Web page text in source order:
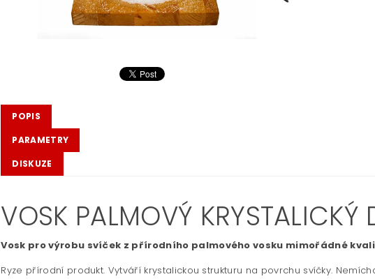
POPIS
PARAMETRY
DISKUZE
VOSK PALMOVÝ
Vosk pro výrobu svíček z přírodního palmového vosku mimořádné
Ryze přírodní produkt. Vytváří krystalickou strukturu na povrchu svíčky.